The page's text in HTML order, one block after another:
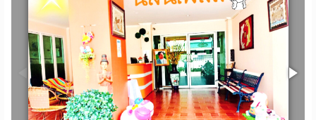
ค้นจากแผนที่
ค้นแบบละเอียด
ห้อง
ราย